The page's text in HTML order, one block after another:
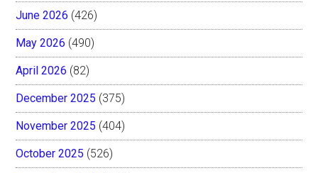
June 2026 (426)
May 2026 (490)
April 2026 (82)
December 2025 (375)
November 2025 (404)
October 2025 (526)